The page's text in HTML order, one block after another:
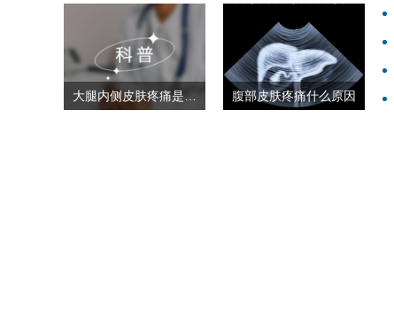
腹部皮肤疼痛什么原因